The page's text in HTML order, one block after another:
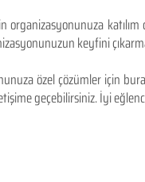
organizasyonunuza
keyfini
özel çözümler için
geçebilirsiniz. İyi